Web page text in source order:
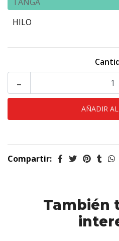
HILO
-
Compartir:
También